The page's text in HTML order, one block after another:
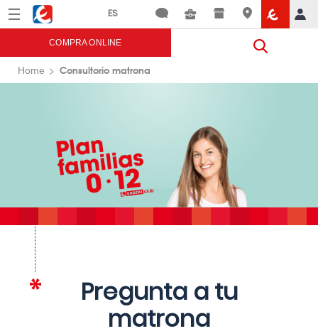
Menú Eroski
COMPRA ONLINE
Home Consultorio matrona
Pregunta a tu
matrona